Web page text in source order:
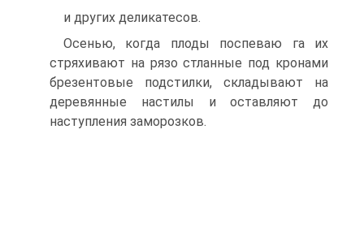
и других деликатесов.
Осенью, когда плоды поспеваю га их
стряхивают на рязо стланные под кронами
брезентовые подстилки, складывают на
деревянные настилы и оставляют до
наступления заморозков.